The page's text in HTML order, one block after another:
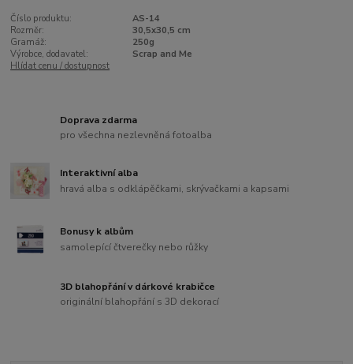
Číslo produktu:
AS-14
Rozměr:
30,5x30,5 cm
Gramáž:
250g
Výrobce, dodavatel:
Scrap and Me
Hlídat cenu / dostupnost
Doprava zdarma
pro všechna nezlevněná fotoalba
Interaktivní alba
hravá alba s odklápěčkami, skrývačkami a kapsami
Bonusy k albům
samolepící čtverečky nebo růžky
3D blahopřání v dárkové krabičce
originální blahopřání s 3D dekorací